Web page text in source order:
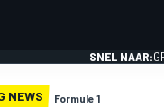
SNEL NAAR:
NEWS Formule 1